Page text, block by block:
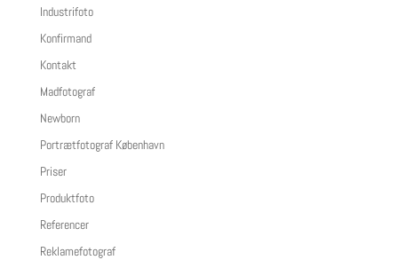
Industrifoto
Konfirmand
Kontakt
Madfotograf
Newborn
Portrætfotograf København
Priser
Produktfoto
Referencer
Reklamefotograf